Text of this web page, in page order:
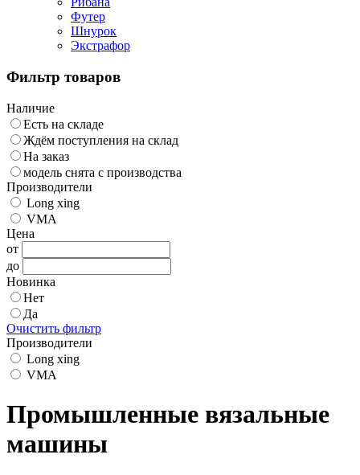
Футер
Шнурок
Экстрафор
Фильтр товаров
Наличие
Есть на складе
Ждём поступления на склад
На заказ
модель снята с производства
Производители
Long xing
VMA
Цена
от
до
Новинка
Нет
Да
Очистить фильтр
Производители
Long xing
VMA
Промышленные вязальные
машины